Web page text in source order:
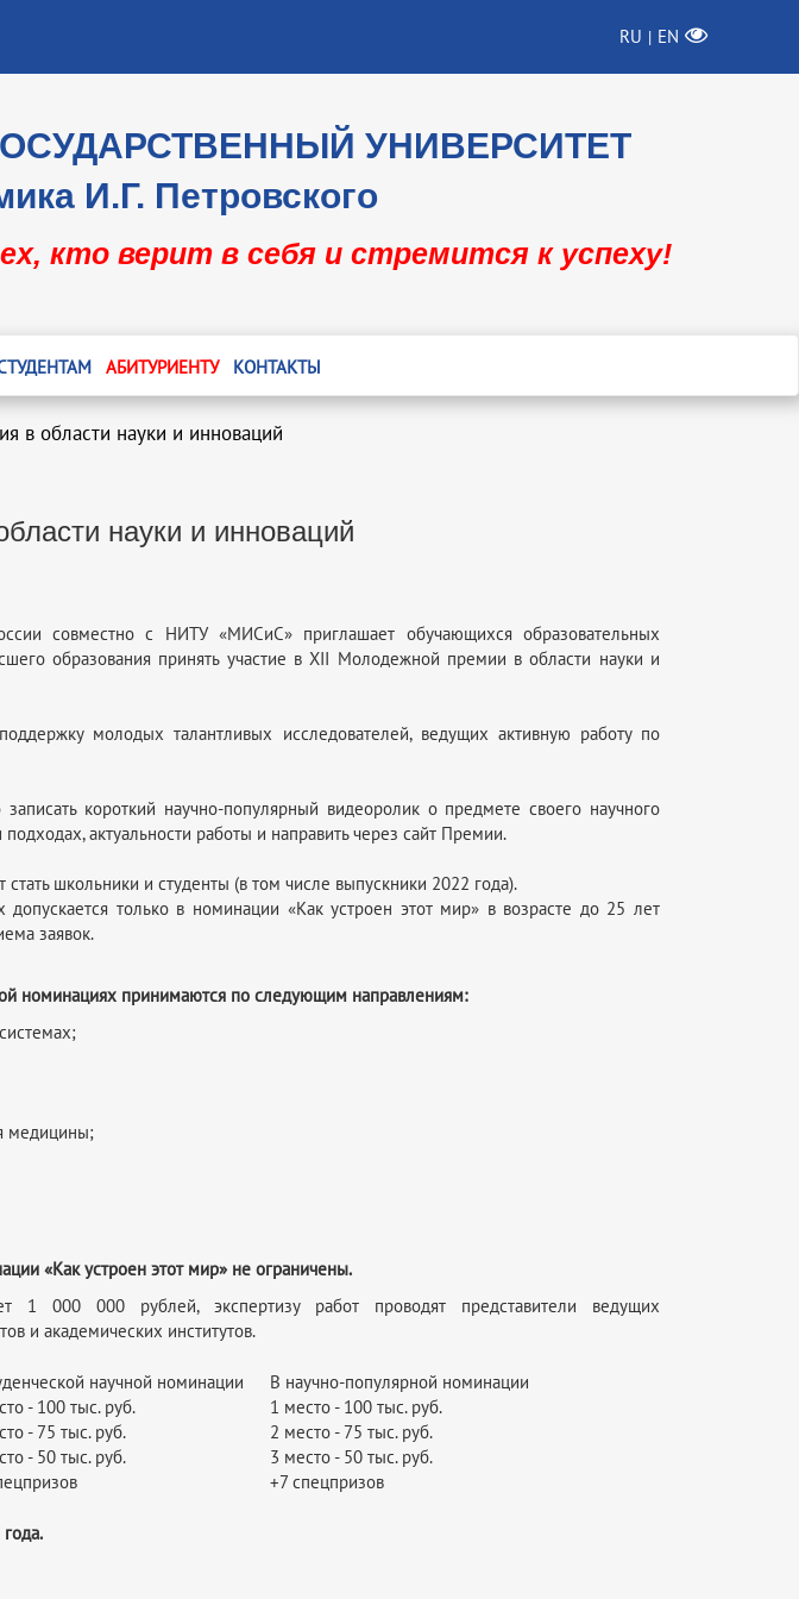
RU | EN
УНИВЕРСИТЕТ
И.Г. Петровского
кто верит в себя и стремится к успеху!
АБИТУРИЕНТУ КОНТАКТЫ
в области науки и инноваций
науки и инноваций
совместно с НИТУ «МИСиС» приглашает обучающихся образовательных
образования принять участие в XII Молодежной премии в области науки и
молодых талантливых исследователей, ведущих активную работу по
короткий научно-популярный видеоролик о предмете своего научного
актуальности работы и направить через сайт Премии.
стать школьники и студенты (в том числе выпускники 2022 года).
только в номинации «Как устроен этот мир» в возрасте до 25 лет
заявок.
номинациях принимаются по следующим направлениям:
медицины;
«Как устроен этот мир» не ограничены.
1 000 000 рублей, экспертизу работ проводят представители ведущих
и академических институтов.
научной номинации
- 100 тыс. руб.
- 75 тыс. руб.
- 50 тыс. руб.
В научно-популярной номинации
1 место - 100 тыс. руб.
2 место - 75 тыс. руб.
3 место - 50 тыс. руб.
+7 спецпризов